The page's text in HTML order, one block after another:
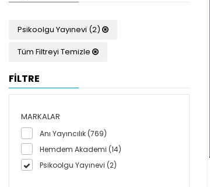
Psikoolgu Yayınevi (2)
Tüm Filtreyi Temizle
FİLTRE
MARKALAR
Anı Yayıncılık (769)
Hemdem Akademi (14)
Psikoolgu Yayınevi (2)